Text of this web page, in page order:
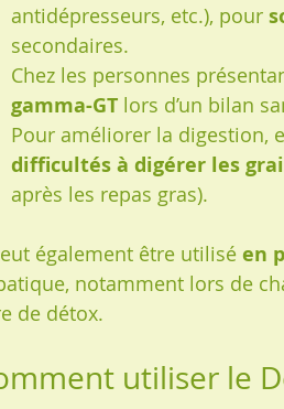
antidépresseurs, etc.), pour
secondaires.
Chez les personnes
gamma-GT lors d’un bilan
Pour améliorer la digestion,
difficultés à digérer les
après les repas gras).
également être utilisé en
notamment lors de
de détox.
utiliser le